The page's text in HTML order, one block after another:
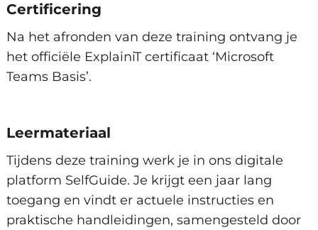
Woensdag 2 September 2026
Amsterdam, Arnhem, Den Haag,
Eindhoven, Groningen, Hengelo,
Rotterdam, Utrecht, Zwolle en
Inschrijven
Maandag 7 September 2026
Amsterdam, Arnhem, Den Haag,
Eindhoven, Groningen, Hengelo,
Rotterdam, Utrecht, Zwolle en
Virtueel.
Certificering
Na het afronden van deze training ontvang je
het officiële ExplainiT certificaat ‘Microsoft
Teams Basis’.
Leermateriaal
Tijdens deze training werk je in ons digitale
platform SelfGuide. Je krijgt een jaar lang
toegang en vindt er actuele instructies en
praktische handleidingen, samengesteld door